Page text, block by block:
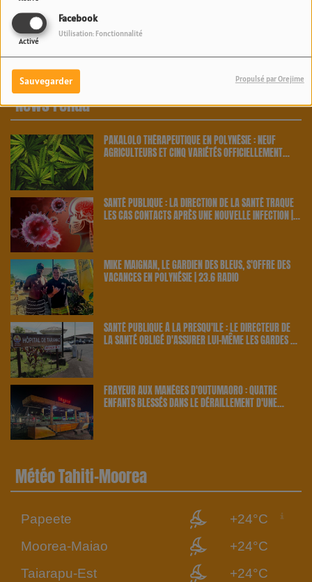
Facebook
Activé
Utilisation: Fonctionnalité
Sauvegarder Propulsé par Orejime
News Fenua
PAKALOLO THÉRAPEUTIQUE EN POLYNÉSIE : NEUF
AGRICULTEURS ET CINQ VARIÉTÉS OFFICIELLEMENT
SANTÉ PUBLIQUE : LA DIRECTION DE LA SANTÉ TRAQUE
LES CAS CONTACTS APRÈS UNE NOUVELLE INFECTION |
MIKE MAIGNAN, LE GARDIEN DES BLEUS, S'OFFRE DES
VACANCES EN POLYNÉSIE | 23.6 RADIO
SANTÉ PUBLIQUE À LA PRESQU'ÎLE : LE DIRECTEUR DE
LA SANTÉ OBLIGÉ D'ASSURER LUI-MÊME LES GARDES À
FRAYEUR AUX MANÈGES D'OUTUMAORO : QUATRE
ENFANTS BLESSÉS DANS LE DÉRAILLEMENT D'UNE
Météo Tahiti-Moorea
Papeete
+24°C
Moorea-Maiao
+24°C
Taiarapu-Est
+24°C